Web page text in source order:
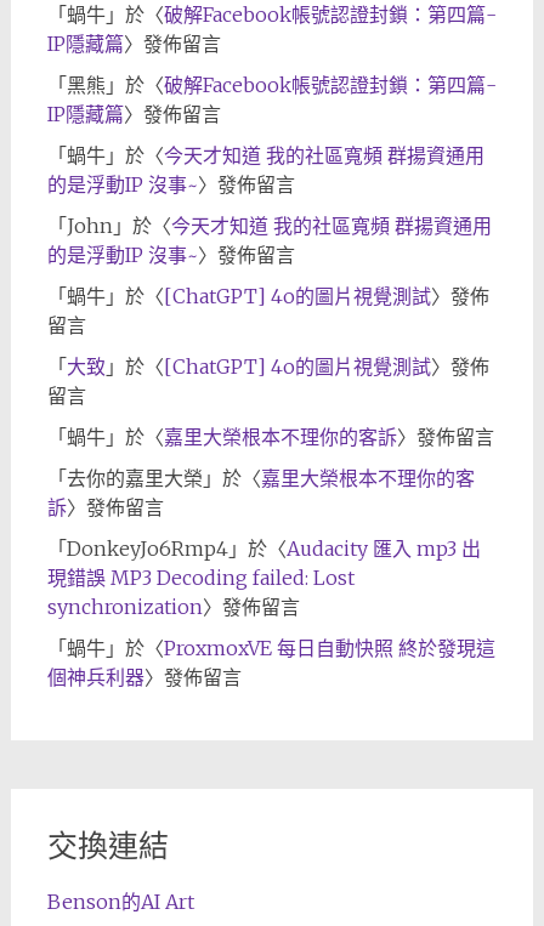
「 蝸牛」於〈破解Facebook帳號認證封鎖：第四篇-
IP隱藏篇〉發佈留言
「 黑熊 」於〈破解Facebook帳號認證封鎖：第四篇-
IP隱藏篇〉發佈留言
「 蝸牛」於〈今天才知道 我的社區寬頻 群揚資通用
的是浮動IP 沒事~〉發佈留言
「 John」於〈今天才知道 我的社區寬頻 群揚資通用
的是浮動IP 沒事~〉發佈留言
「 蝸牛」於〈[ChatGPT] 4o的圖片視覺測試〉發佈
留言
「 大致 」於〈[ChatGPT] 4o的圖片視覺測試〉發佈
留言
「 蝸牛」於〈嘉里大榮根本不理你的客訴〉發佈留言
「 去你的嘉里大榮 」於〈嘉里大榮根本不理你的客
訴〉發佈留言
「 DonkeyJo6Rmp4」於〈Audacity 匯入 mp3 出
現錯誤 MP3 Decoding failed: Lost
synchronization〉發佈留言
「 蝸牛」於〈ProxmoxVE 每日自動快照 終於發現這
個神兵利器〉發佈留言
交換連結
Benson的AI Art